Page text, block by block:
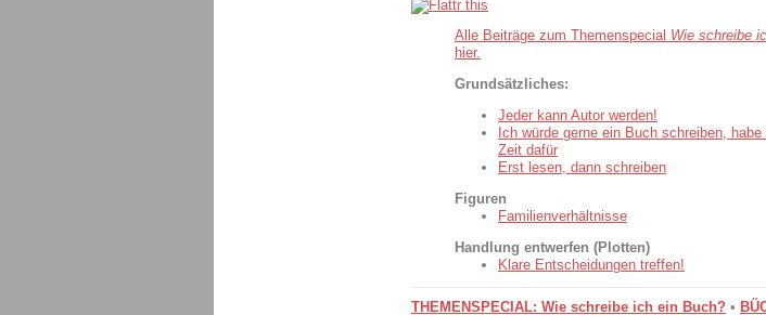
Alle Beiträge zum Themenspecial Wie schreibe
hier.
Grundsätzliches:
Jeder kann Autor werden!
Ich würde gerne ein Buch schreiben,
Zeit dafür
Erst lesen, dann schreiben
Figuren
Familienverhältnisse
Handlung entwerfen (Plotten)
Klare Entscheidungen treffen!
THEMENSPECIAL: Wie schreibe ich ein Buch? •